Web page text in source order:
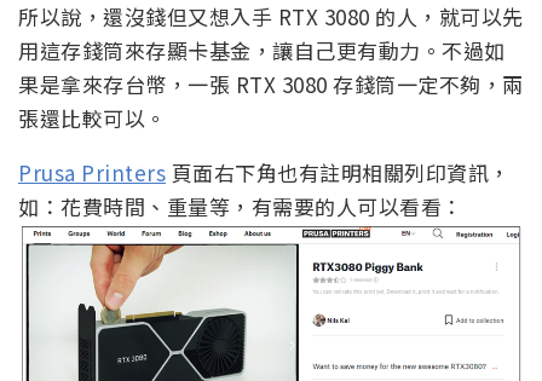
所以說，還沒錢但又想入手 RTX 3080 的人，就可以先
用這存錢筒來存顯卡基金，讓自己更有動力。不過如
果是拿來存台幣，一張 RTX 3080 存錢筒一定不夠，兩
張還比較可以。
Prusa Printers 頁面右下角也有註明相關列印資訊，
如：花費時間、重量等，有需要的人可以看看：